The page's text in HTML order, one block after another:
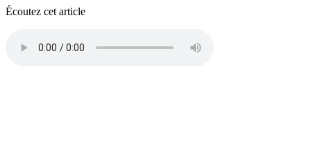
Écoutez cet article